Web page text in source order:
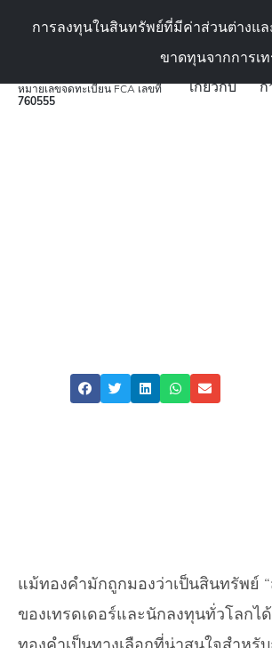
การลงทุนในสินทรัพย์ที่มีค่าส่วนต่างแล
ขาดทุนจากการเ
หมายเลขจดทะเบียน FCA เลขที่
760555
สถาบัน (
เกี่ยวกับ ก
ATFX»
แม้ทองคำมักถูกมองว่าเป็นสินทรัพย์
ของเทรดเดอร์และนักลงทุนทั่วโลก